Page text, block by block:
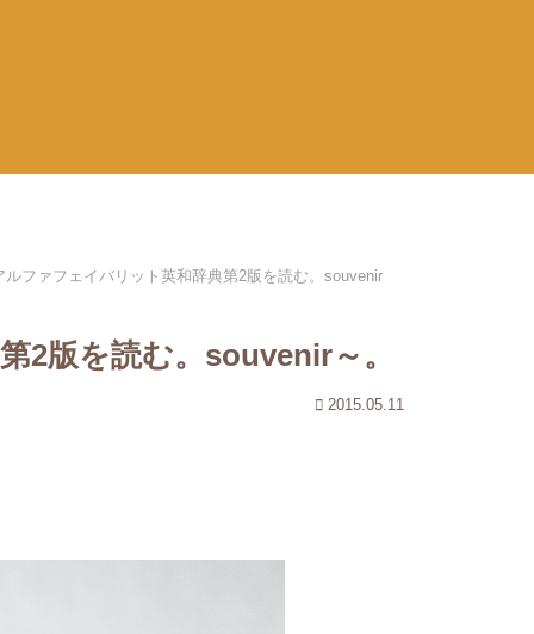
ルファフェイバリット英和辞典第2版を読む。souvenir
2版を読む。souvenir～。
2015.05.11